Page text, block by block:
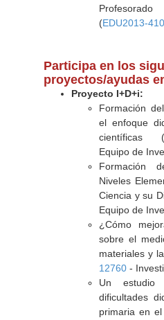
(EDU2013-
Participa en los
proyectos/ayudas
Proyecto I+D+i:
Formación
el enfoque
científicas (
Equipo de
Formación
Niveles
Ciencia y su
Equipo de
¿Cómo
sobre el
materiales y
12760-
Un
dificultades
primaria en